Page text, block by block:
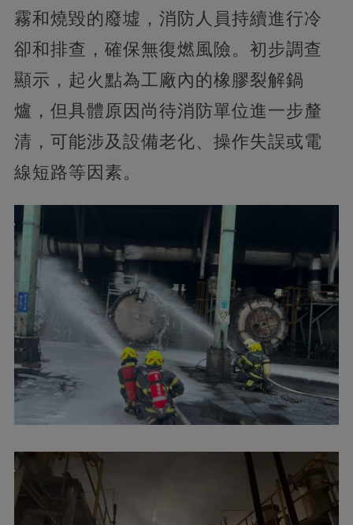
霧和燒毀的廢墟，消防人員持續進行冷
卻和排查，確保無復燃風險。初步調查
顯示，起火點為工廠內的橡膠裂解鍋
爐，但具體原因尚待消防單位進一步釐
清，可能涉及設備老化、操作失誤或電
線短路等因素。